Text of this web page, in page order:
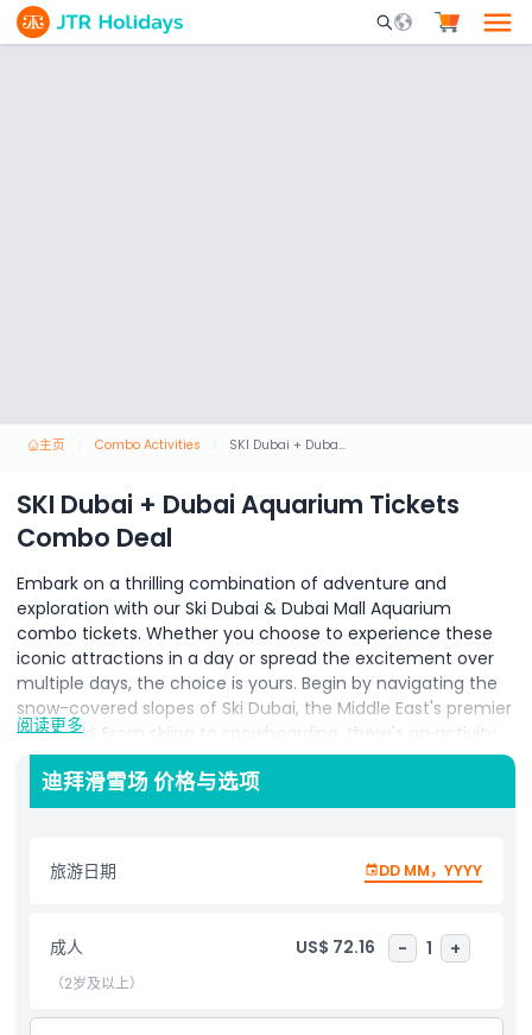
Mobile Search
主页 Combo Activities SKI Dubai + Dubai Aquarium Tickets Combo Deal
SKI Dubai + Dubai Aquarium Tickets
Combo Deal
Embark on a thrilling combination of adventure and
exploration with our Ski Dubai & Dubai Mall Aquarium
combo tickets. Whether you choose to experience these
iconic attractions in a day or spread the excitement over
multiple days, the choice is yours. Begin by navigating the
snow-covered slopes of Ski Dubai, the Middle East's premier
indoor ski. From skiing to snowboarding, there's an activity
for every level. Later, immerse yourself in the captivating
underwater world of the Dubai Mall Aquarium, featuring a
vast array of marine life. Our combo tickets provide the
ensuring an unforgettable time in Dubai.
The tickets have a minimum validity from 14 days to
90 days, allowing for single-use on different days.
The exact validity date will be indicated on the
ticket.
阅读更多
迪拜滑雪场 价格与选项
旅游日期 DD MM，YYYY
成人 US$ 72.16 - 1 +
（2岁及以上）